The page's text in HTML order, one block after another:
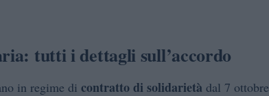
tutti i dettagli sull’accordo
in regime di contratto di solidarietà dal 7 ottobre